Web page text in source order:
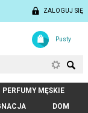
ZALOGUJ SIĘ
Pusty
PERFUMY MĘSKIE
DOM